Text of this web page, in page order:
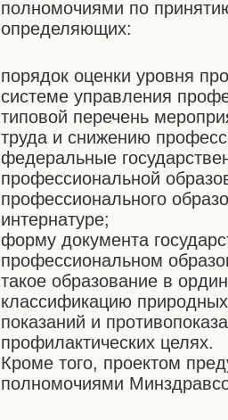
полномочиями по
определяющих:
порядок оценки уровня
системе управления
типовой перечень
труда и снижению
федеральные
профессиональной
профессионального
интернатуре;
форму документа
профессиональном
такое образование в
классификацию
показаний и
профилактических целях.
Кроме того, проектом
полномочиями